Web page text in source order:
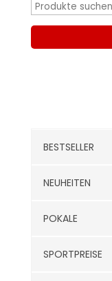
Suchen
BESTSELLER
NEUHEITEN
POKALE
SPORTPREISE